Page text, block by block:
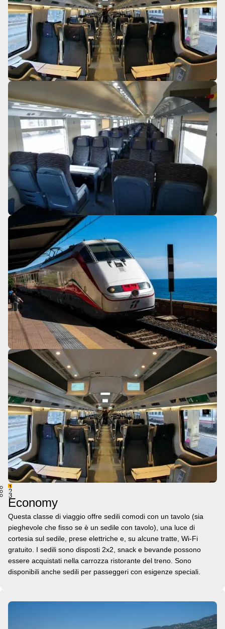
1
2
3
Economy
Questa classe di viaggio offre sedili comodi con un tavolo (sia
pieghevole che fisso se è un sedile con tavolo), una luce di
cortesia sul sedile, prese elettriche e, su alcune tratte, Wi-Fi
gratuito. I sedili sono disposti 2x2, snack e bevande possono
essere acquistati nella carrozza ristorante del treno. Sono
disponibili anche sedili per passeggeri con esigenze speciali.